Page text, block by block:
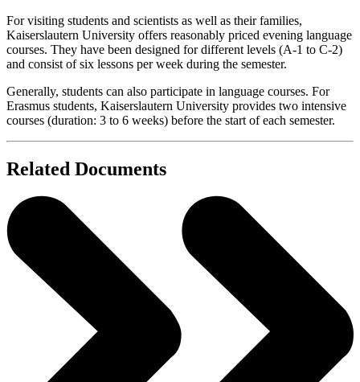
For visiting students and scientists as well as their families,
Kaiserslautern University offers reasonably priced evening language
courses. They have been designed for different levels (A-1 to C-2)
and consist of six lessons per week during the semester.
Generally, students can also participate in language courses. For
Erasmus students, Kaiserslautern University provides two intensive
courses (duration: 3 to 6 weeks) before the start of each semester.
Related Documents